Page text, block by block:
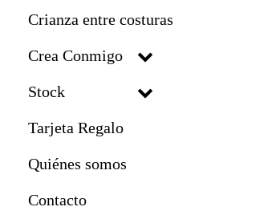
Crianza entre costuras
Crea Conmigo
Stock
Tarjeta Regalo
Quiénes somos
Contacto